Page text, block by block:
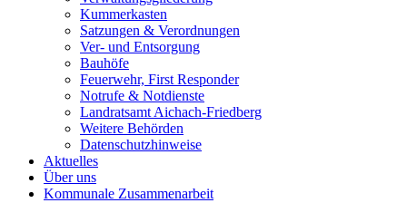
Kummerkasten
Satzungen & Verordnungen
Ver- und Entsorgung
Bauhöfe
Feuerwehr, First Responder
Notrufe & Notdienste
Landratsamt Aichach-Friedberg
Weitere Behörden
Datenschutzhinweise
Aktuelles
Über uns
Kommunale Zusammenarbeit